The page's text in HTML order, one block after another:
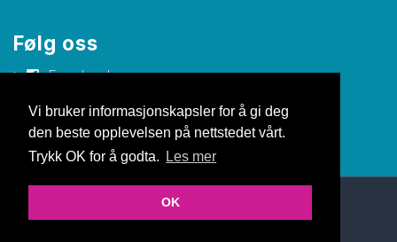
Vi bruker informasjonskapsler for å gi deg
den beste opplevelsen på nettstedet vårt.
Trykk OK for å godta.
Les mer
OK
Følg oss
Facebook